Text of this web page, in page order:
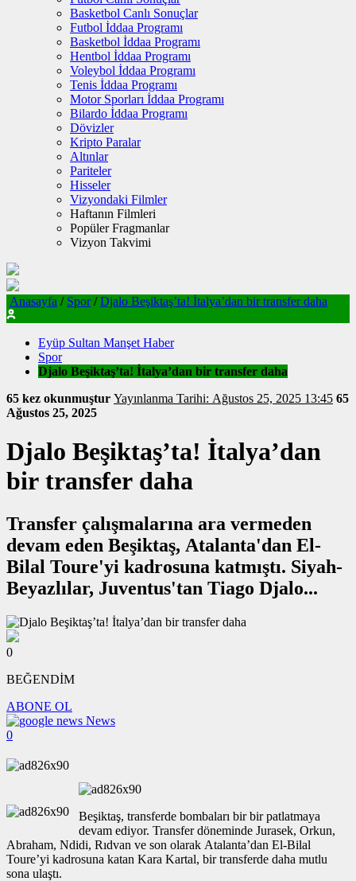
Basketbol Canlı Sonuçlar
Futbol İddaa Programı
Basketbol İddaa Programı
Hentbol İddaa Programı
Voleybol İddaa Programı
Tenis İddaa Programı
Motor Sporları İddaa Programı
Bilardo İddaa Programı
Dövizler
Kripto Paralar
Altınlar
Pariteler
Hisseler
Vizyondaki Filmler
Haftanın Filmleri
Popüler Fragmanlar
Vizyon Takvimi
Anasayfa / Spor / Djalo Beşiktaş’ta! İtalya’dan bir transfer daha
Eyüp Sultan Manşet Haber
Spor
Djalo Beşiktaş’ta! İtalya’dan bir transfer daha
65 kez okunmuştur
Yayınlanma Tarihi: Ağustos 25, 2025 13:45 65
Ağustos 25, 2025
Djalo Beşiktaş’ta! İtalya’dan
bir transfer daha
Transfer çalışmalarına ara vermeden
devam eden Beşiktaş, Atalanta'dan El-
Bilal Toure'yi kadrosuna katmıştı. Siyah-
Beyazlılar, Juventus'tan Tiago Djalo...
0
BEĞENDİM
ABONE OL
News
0
Beşiktaş, transferde bombaları bir bir patlatmaya
devam ediyor. Transfer döneminde Jurasek, Orkun,
Abraham, Ndidi, Rıdvan ve son olarak Atalanta’dan El-Bilal
Toure’yi kadrosuna katan Kara Kartal, bir transferde daha mutlu
sona ulaştı.